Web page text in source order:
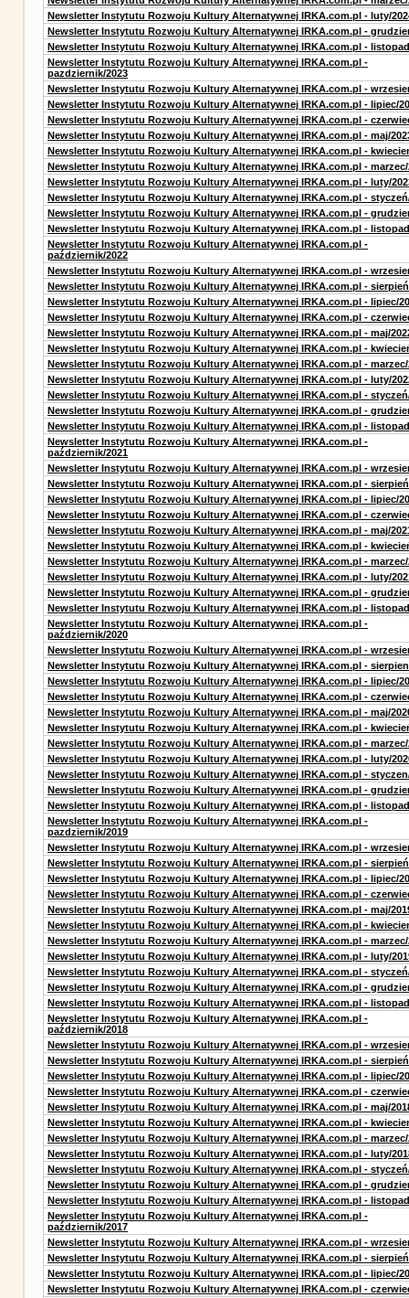
Newsletter Instytutu Rozwoju Kultury Alternatywnej IRKA.com.pl - luty/
Newsletter Instytutu Rozwoju Kultury Alternatywnej IRKA.com.pl -
Newsletter Instytutu Rozwoju Kultury Alternatywnej IRKA.com.pl -
Newsletter Instytutu Rozwoju Kultury Alternatywnej IRKA.com.pl -
pazdziernik/2023
Newsletter Instytutu Rozwoju Kultury Alternatywnej IRKA.com.pl -
Newsletter Instytutu Rozwoju Kultury Alternatywnej IRKA.com.pl - lipiec/
Newsletter Instytutu Rozwoju Kultury Alternatywnej IRKA.com.pl -
Newsletter Instytutu Rozwoju Kultury Alternatywnej IRKA.com.pl - maj/
Newsletter Instytutu Rozwoju Kultury Alternatywnej IRKA.com.pl -
Newsletter Instytutu Rozwoju Kultury Alternatywnej IRKA.com.pl - marzec/
Newsletter Instytutu Rozwoju Kultury Alternatywnej IRKA.com.pl - luty/
Newsletter Instytutu Rozwoju Kultury Alternatywnej IRKA.com.pl -
Newsletter Instytutu Rozwoju Kultury Alternatywnej IRKA.com.pl -
Newsletter Instytutu Rozwoju Kultury Alternatywnej IRKA.com.pl -
Newsletter Instytutu Rozwoju Kultury Alternatywnej IRKA.com.pl -
październik/2022
Newsletter Instytutu Rozwoju Kultury Alternatywnej IRKA.com.pl -
Newsletter Instytutu Rozwoju Kultury Alternatywnej IRKA.com.pl -
Newsletter Instytutu Rozwoju Kultury Alternatywnej IRKA.com.pl - lipiec/
Newsletter Instytutu Rozwoju Kultury Alternatywnej IRKA.com.pl -
Newsletter Instytutu Rozwoju Kultury Alternatywnej IRKA.com.pl - maj/
Newsletter Instytutu Rozwoju Kultury Alternatywnej IRKA.com.pl -
Newsletter Instytutu Rozwoju Kultury Alternatywnej IRKA.com.pl - marzec/
Newsletter Instytutu Rozwoju Kultury Alternatywnej IRKA.com.pl - luty/
Newsletter Instytutu Rozwoju Kultury Alternatywnej IRKA.com.pl -
Newsletter Instytutu Rozwoju Kultury Alternatywnej IRKA.com.pl -
Newsletter Instytutu Rozwoju Kultury Alternatywnej IRKA.com.pl -
Newsletter Instytutu Rozwoju Kultury Alternatywnej IRKA.com.pl -
październik/2021
Newsletter Instytutu Rozwoju Kultury Alternatywnej IRKA.com.pl -
Newsletter Instytutu Rozwoju Kultury Alternatywnej IRKA.com.pl -
Newsletter Instytutu Rozwoju Kultury Alternatywnej IRKA.com.pl - lipiec/
Newsletter Instytutu Rozwoju Kultury Alternatywnej IRKA.com.pl -
Newsletter Instytutu Rozwoju Kultury Alternatywnej IRKA.com.pl - maj/
Newsletter Instytutu Rozwoju Kultury Alternatywnej IRKA.com.pl -
Newsletter Instytutu Rozwoju Kultury Alternatywnej IRKA.com.pl - marzec/
Newsletter Instytutu Rozwoju Kultury Alternatywnej IRKA.com.pl - luty/
Newsletter Instytutu Rozwoju Kultury Alternatywnej IRKA.com.pl -
Newsletter Instytutu Rozwoju Kultury Alternatywnej IRKA.com.pl -
Newsletter Instytutu Rozwoju Kultury Alternatywnej IRKA.com.pl -
październik/2020
Newsletter Instytutu Rozwoju Kultury Alternatywnej IRKA.com.pl -
Newsletter Instytutu Rozwoju Kultury Alternatywnej IRKA.com.pl -
Newsletter Instytutu Rozwoju Kultury Alternatywnej IRKA.com.pl - lipiec/
Newsletter Instytutu Rozwoju Kultury Alternatywnej IRKA.com.pl -
Newsletter Instytutu Rozwoju Kultury Alternatywnej IRKA.com.pl - maj/
Newsletter Instytutu Rozwoju Kultury Alternatywnej IRKA.com.pl -
Newsletter Instytutu Rozwoju Kultury Alternatywnej IRKA.com.pl - marzec/
Newsletter Instytutu Rozwoju Kultury Alternatywnej IRKA.com.pl - luty/
Newsletter Instytutu Rozwoju Kultury Alternatywnej IRKA.com.pl -
Newsletter Instytutu Rozwoju Kultury Alternatywnej IRKA.com.pl -
Newsletter Instytutu Rozwoju Kultury Alternatywnej IRKA.com.pl -
Newsletter Instytutu Rozwoju Kultury Alternatywnej IRKA.com.pl -
pazdziernik/2019
Newsletter Instytutu Rozwoju Kultury Alternatywnej IRKA.com.pl -
Newsletter Instytutu Rozwoju Kultury Alternatywnej IRKA.com.pl -
Newsletter Instytutu Rozwoju Kultury Alternatywnej IRKA.com.pl - lipiec/
Newsletter Instytutu Rozwoju Kultury Alternatywnej IRKA.com.pl -
Newsletter Instytutu Rozwoju Kultury Alternatywnej IRKA.com.pl - maj/
Newsletter Instytutu Rozwoju Kultury Alternatywnej IRKA.com.pl -
Newsletter Instytutu Rozwoju Kultury Alternatywnej IRKA.com.pl - marzec/
Newsletter Instytutu Rozwoju Kultury Alternatywnej IRKA.com.pl - luty/
Newsletter Instytutu Rozwoju Kultury Alternatywnej IRKA.com.pl -
Newsletter Instytutu Rozwoju Kultury Alternatywnej IRKA.com.pl -
Newsletter Instytutu Rozwoju Kultury Alternatywnej IRKA.com.pl -
Newsletter Instytutu Rozwoju Kultury Alternatywnej IRKA.com.pl -
październik/2018
Newsletter Instytutu Rozwoju Kultury Alternatywnej IRKA.com.pl -
Newsletter Instytutu Rozwoju Kultury Alternatywnej IRKA.com.pl -
Newsletter Instytutu Rozwoju Kultury Alternatywnej IRKA.com.pl - lipiec/
Newsletter Instytutu Rozwoju Kultury Alternatywnej IRKA.com.pl -
Newsletter Instytutu Rozwoju Kultury Alternatywnej IRKA.com.pl - maj/
Newsletter Instytutu Rozwoju Kultury Alternatywnej IRKA.com.pl -
Newsletter Instytutu Rozwoju Kultury Alternatywnej IRKA.com.pl - marzec/
Newsletter Instytutu Rozwoju Kultury Alternatywnej IRKA.com.pl - luty/
Newsletter Instytutu Rozwoju Kultury Alternatywnej IRKA.com.pl -
Newsletter Instytutu Rozwoju Kultury Alternatywnej IRKA.com.pl -
Newsletter Instytutu Rozwoju Kultury Alternatywnej IRKA.com.pl -
Newsletter Instytutu Rozwoju Kultury Alternatywnej IRKA.com.pl -
październik/2017
Newsletter Instytutu Rozwoju Kultury Alternatywnej IRKA.com.pl -
Newsletter Instytutu Rozwoju Kultury Alternatywnej IRKA.com.pl -
Newsletter Instytutu Rozwoju Kultury Alternatywnej IRKA.com.pl - lipiec/
Newsletter Instytutu Rozwoju Kultury Alternatywnej IRKA.com.pl -